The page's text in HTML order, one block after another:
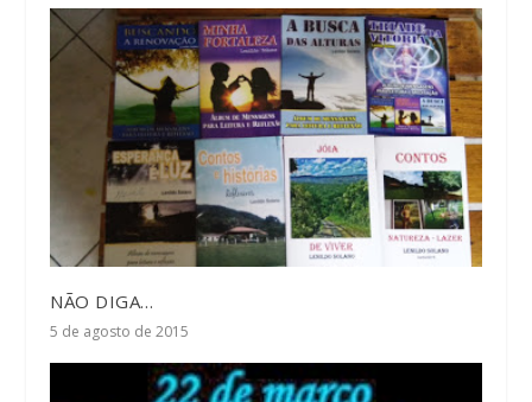
NÃO DIGA…
5 de agosto de 2015